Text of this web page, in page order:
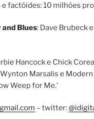
e factóides: 10 milhões
and Blues: Dave Brubeck
Hancock e Chick
Marsalis e Modern
Weep for Me.’
– twitter: